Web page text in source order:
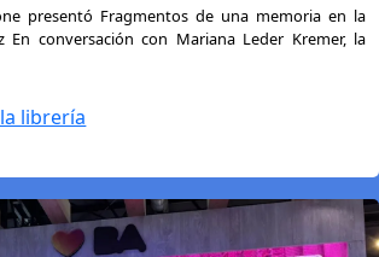
presentó Fragmentos de una memoria en la
En conversación con Mariana Leder Kremer, la
librería